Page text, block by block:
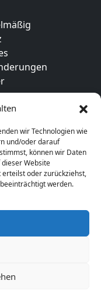
wir Technologien wie
und/oder darauf
können wir Daten
Website
oder zurückziehst,
werden.
sind
Bitte
Kauf
Alle Rechte